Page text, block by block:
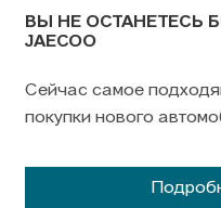
ВЫ НЕ ОСТАНЕТЕСЬ
JAECOO
Сейчас самое
покупки нового